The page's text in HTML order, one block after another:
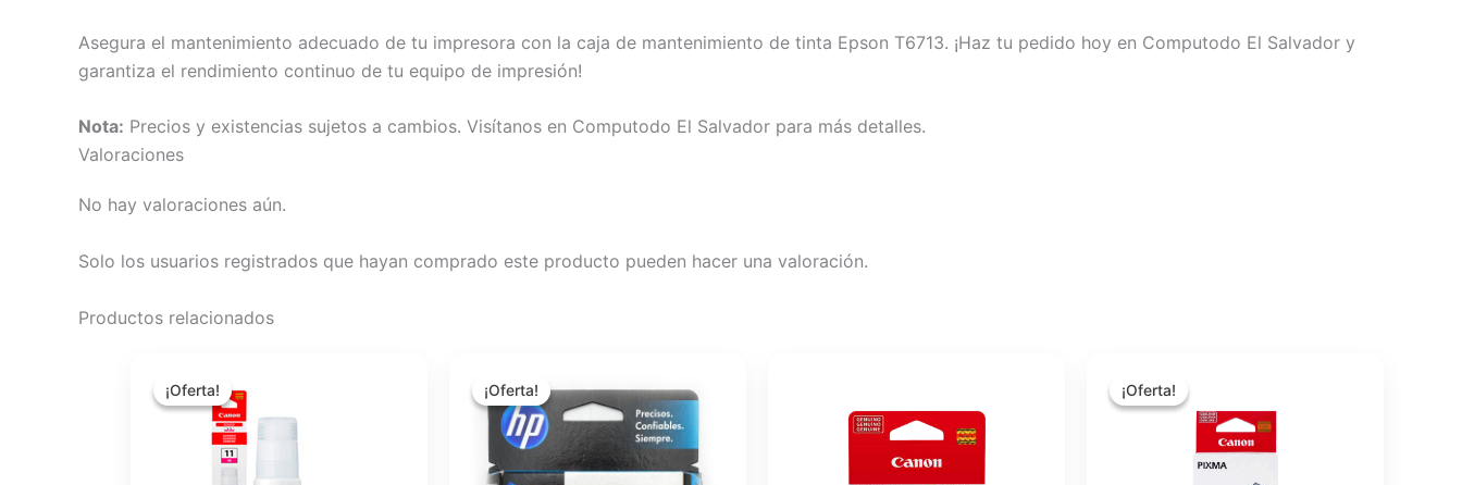
Asegura el mantenimiento adecuado de tu impresora con la caja de mantenimiento de tinta Epson T6713. ¡Haz tu pedido hoy en Computodo El Salvador y
garantiza el rendimiento continuo de tu equipo de impresión!
Nota: Precios y existencias sujetos a cambios. Visítanos en Computodo El Salvador para más detalles.
Valoraciones
No hay valoraciones aún.
Solo los usuarios registrados que hayan comprado este producto pueden hacer una valoración.
Productos relacionados
¡Oferta!
¡Oferta!
precio
original
era:
$17.71.
es:
$15.74.
¡Oferta!
¡Oferta!
precio
original
era:
$29.30.
actual
es:
$26.05.
¡Oferta!
¡Oferta!
precio
original
es:
$22.65.